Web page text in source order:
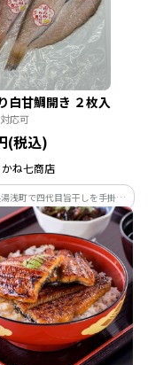
白甘鯛開き ２枚入
応可
(税込)
かね七商店
浅町で四代目旨干しを手掛け
商店、四代目が仕立てる、紀州
沖の釣り白甘鯛開き